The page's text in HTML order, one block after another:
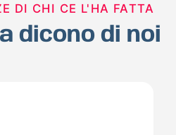
DI CHI CE L'HA FATTA
dicono di noi